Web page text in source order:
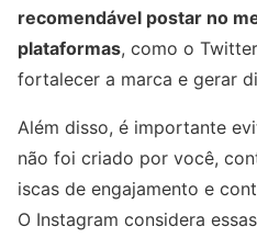
recomendável postar no
plataformas, como o
fortalecer a marca e gerar
Além disso, é importante
não foi criado por você,
iscas de engajamento e
O Instagram considera